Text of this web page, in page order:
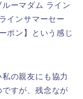
ーマダム ライン
インサマーセー
ポン】という感じ
の親友にも協力
すが、残念なが